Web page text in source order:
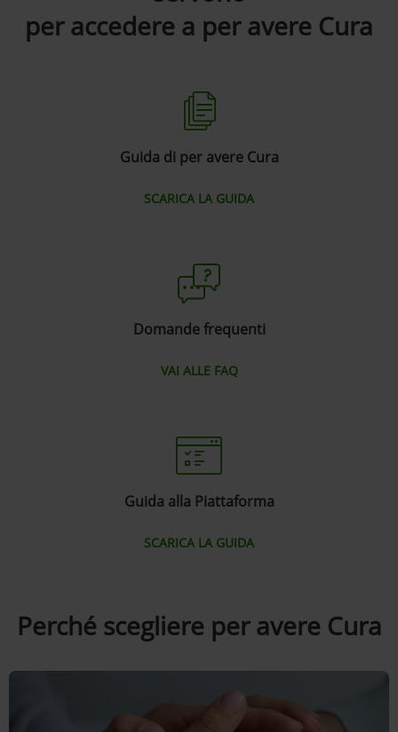
per accedere a per avere Cura
Guida di per avere Cura
SCARICA LA GUIDA
Domande frequenti
VAI ALLE FAQ
Guida alla Piattaforma
SCARICA LA GUIDA
Perché scegliere per avere Cura